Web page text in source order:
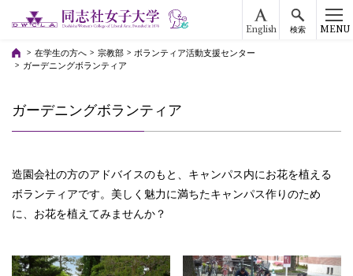
English 検索 MENU
在学生の方へ 宗教部
ボランティア活動支援センター
ガーデニングボランティア
ガーデニングボランティア
造園会社の方のアドバイスのもと、キャンパス内にお花を植える
ボランティアです。美しく魅力に満ちたキャンパス作りのため
に、お花を植えてみませんか？